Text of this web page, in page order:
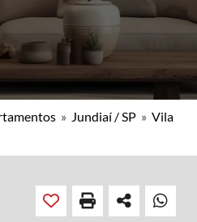
» Jundiaí / SP » Vila